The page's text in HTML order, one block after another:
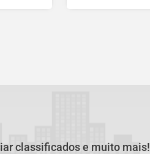
classificados e muito mais!